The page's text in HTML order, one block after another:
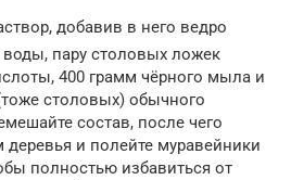
добавив в него ведро
воды, пару столовых ложек
400 грамм чёрного мыла и
столовых) обычного
состав, после чего
деревья и полейте муравейники
полностью избавиться от